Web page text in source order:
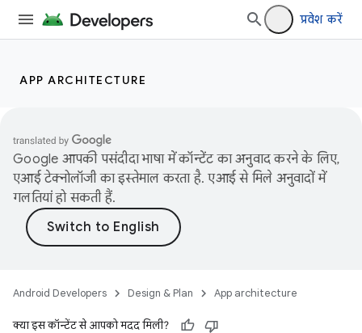
प्रवेश करें
APP ARCHITECTURE
Google आपकी पसंदीदा भाषा में कॉन्टेंट का अनुवाद करने के लिए,
एआई टेक्नोलॉजी का इस्तेमाल करता है. एआई से मिले अनुवादों में
गलतियां हो सकती हैं.
Android Developers Design & Plan App architecture
क्या इस कॉन्टेंट से आपको मदद मिली?